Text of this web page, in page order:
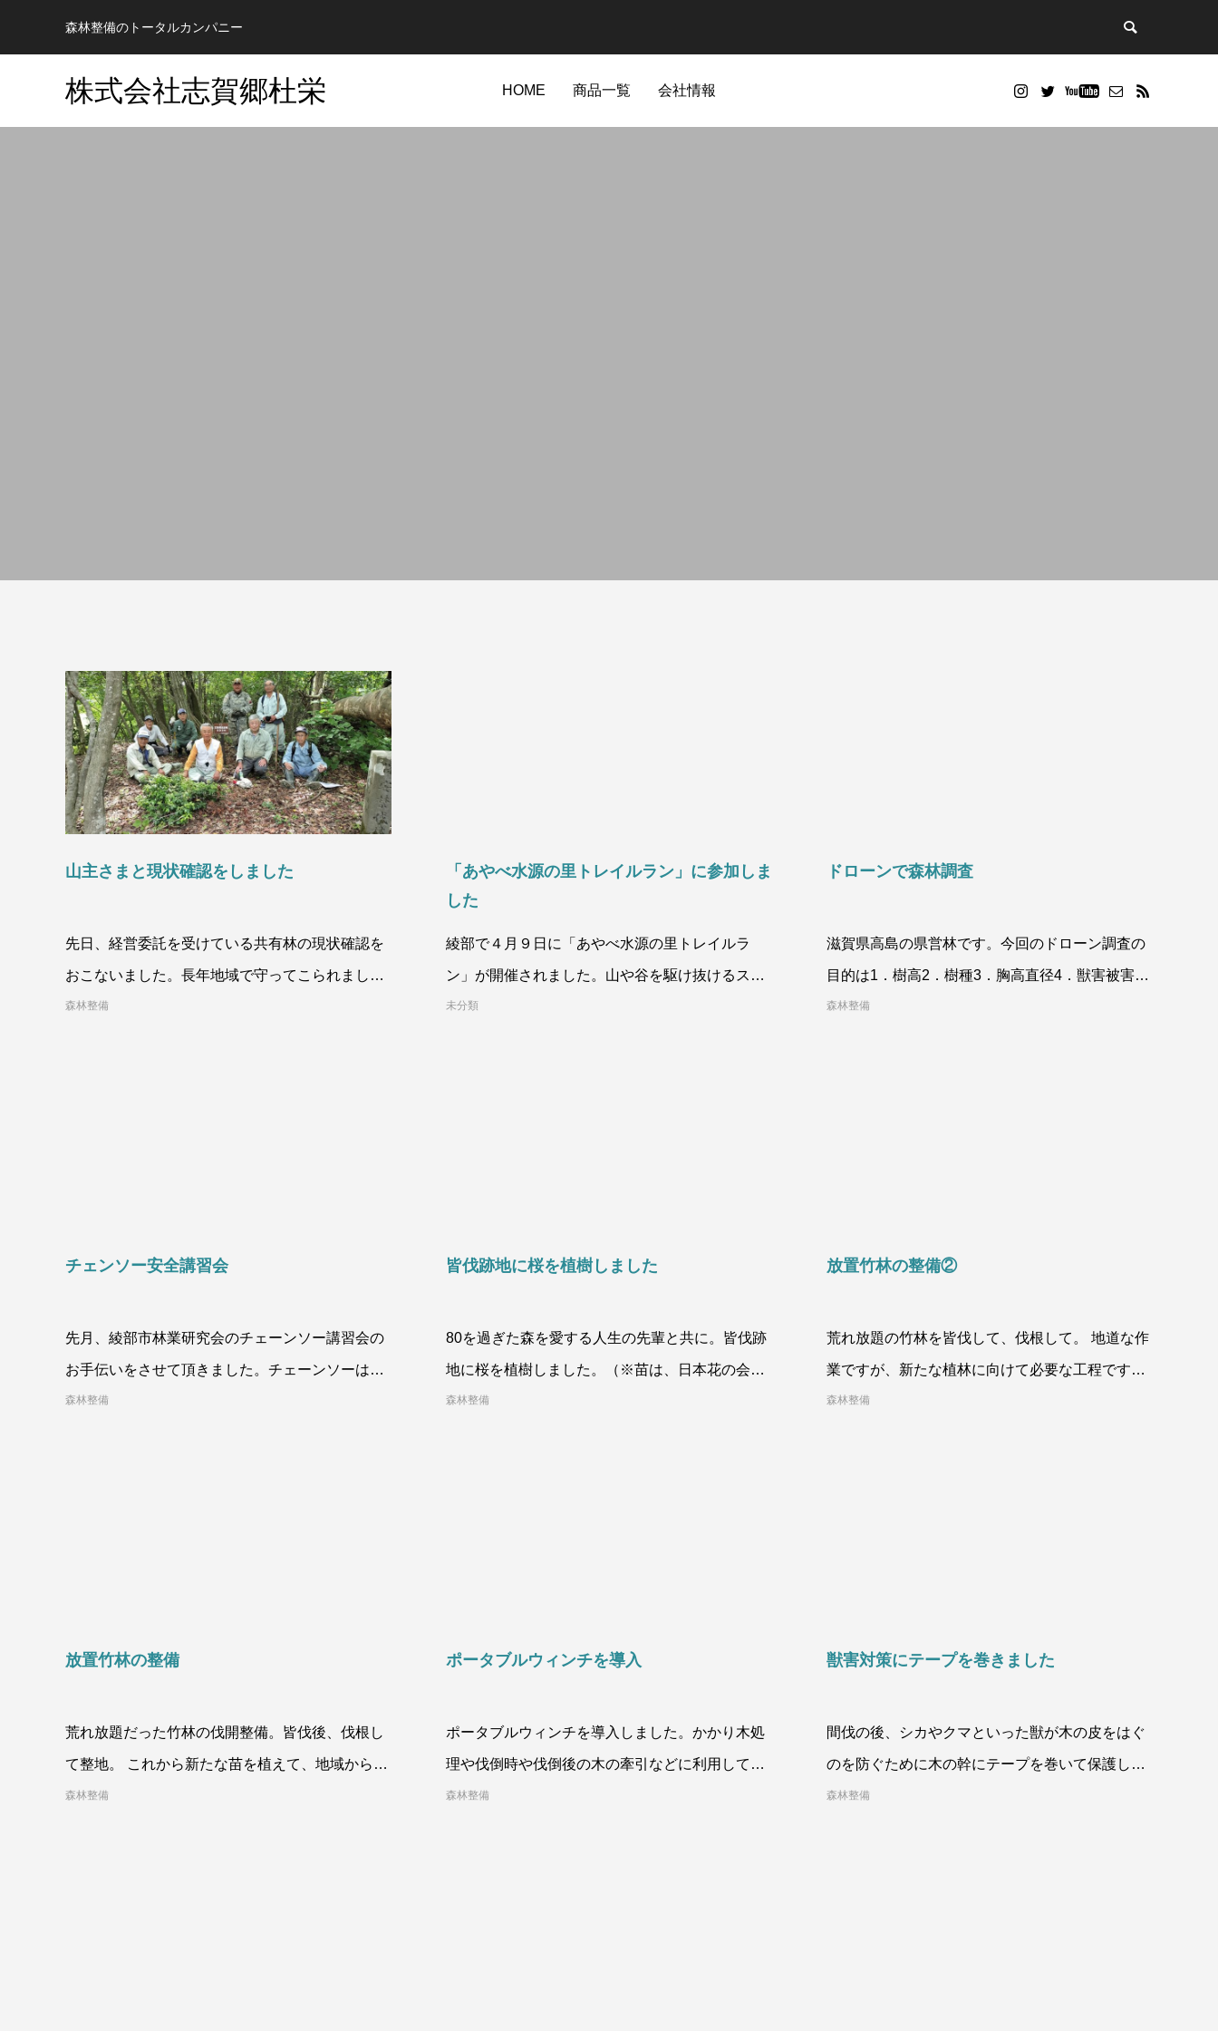
森林整備のトータルカンパニー
株式会社志賀郷杜栄 HOME 商品一覧 会社情報
山主さまと現状確認をしました
先日、経営委託を受けている共有林の現状確認を
おこないました。長年地域で守ってこられました
が、約10年前に弊社に委託していただきました。
森林整備
「あやべ水源の里トレイルラン」に参加しま
した
綾部で４月９日に「あやべ水源の里トレイルラ
ン」が開催されました。山や谷を駆け抜けるスポ
ーツで、 弊社の若手3名も参加させてい
未分類
ドローンで森林調査
滋賀県高島の県営林です。今回のドローン調査の
目的は1．樹高2．樹種3．胸高直径4．獣害被害
（目視）
森林整備
チェンソー安全講習会
先月、綾部市林業研究会のチェーンソー講習会の
お手伝いをさせて頂きました。チェーンソーは便
利な道具ですが、危険な道具でもありま
森林整備
皆伐跡地に桜を植樹しました
80を過ぎた森を愛する人生の先輩と共に。皆伐跡
地に桜を植樹しました。（※苗は、日本花の会様
より）桜は、日本の国花
森林整備
放置竹林の整備②
荒れ放題の竹林を皆伐して、伐根して。 地道な作
業ですが、新たな植林に向けて必要な工程です。
持続可能な森林にするため、お手
森林整備
放置竹林の整備
荒れ放題だった竹林の伐開整備。皆伐後、伐根し
て整地。 これから新たな苗を植えて、地域から愛
される山になっていってもら
森林整備
ポータブルウィンチを導入
ポータブルウィンチを導入しました。かかり木処
理や伐倒時や伐倒後の木の牽引などに利用してい
ます。人力、チルホールに比べて安全面や生産性
森林整備
獣害対策にテープを巻きました
間伐の後、シカやクマといった獣が木の皮をはぐ
のを防ぐために木の幹にテープを巻いて保護しま
した。環境に配慮した生分解テ
森林整備